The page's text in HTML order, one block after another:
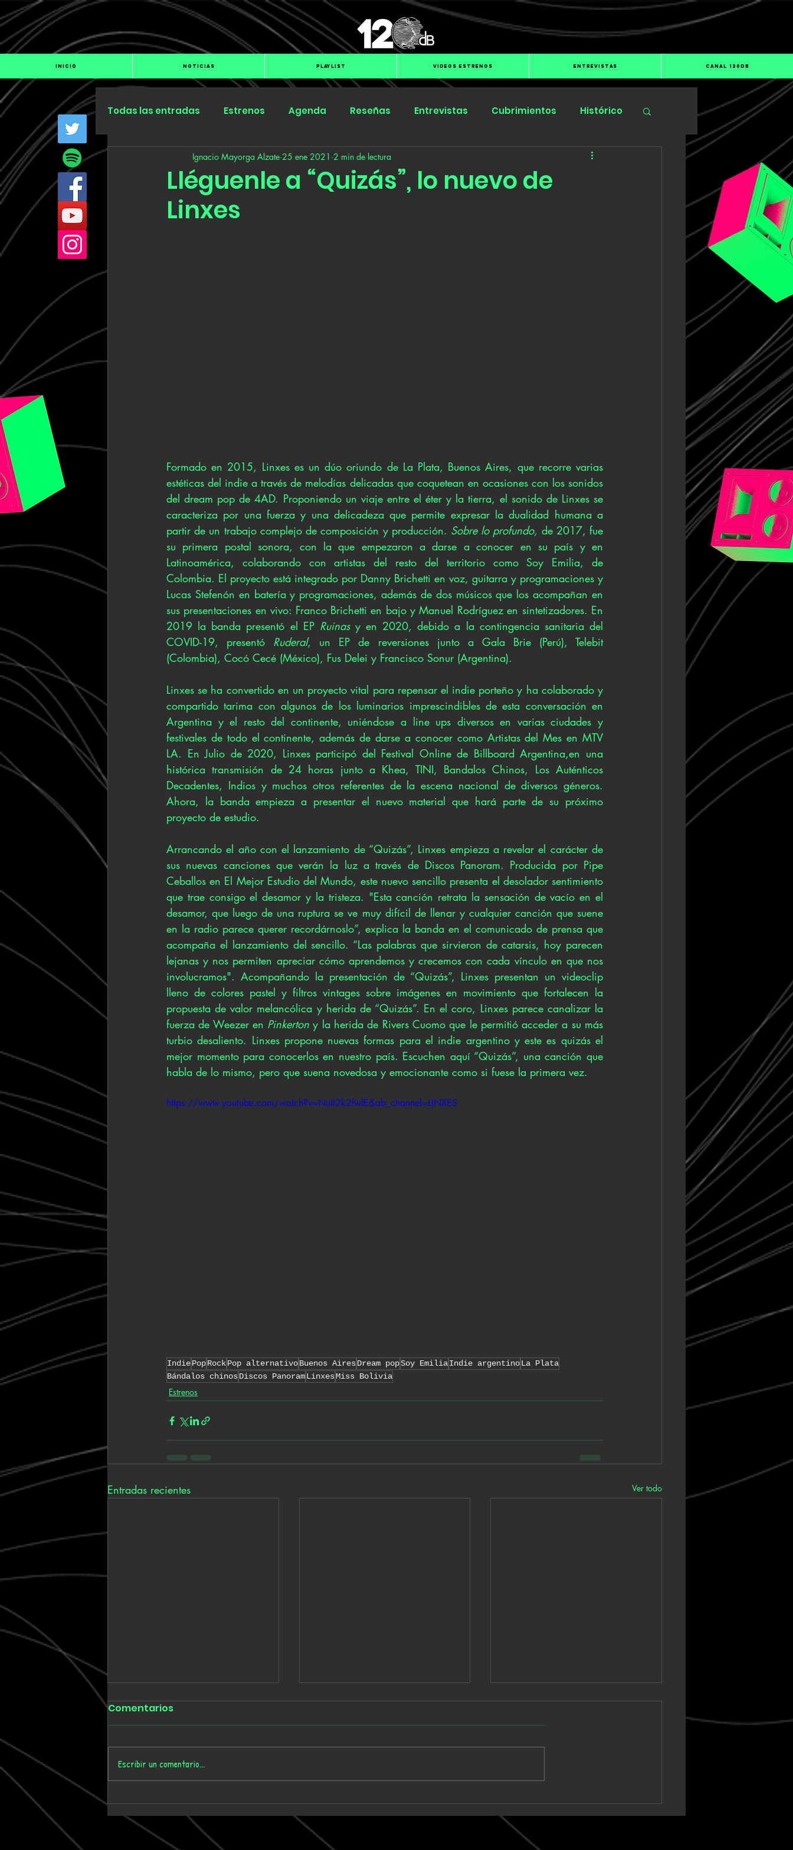
INICIO NOTICIAS PLAYLIST VIDEOS ESTRENOS ENTREVISTAS CANAL 120dB
Todas las entradas Estrenos Agenda Reseñas Entrevistas Cubrimientos Histórico
Especiales Submit Hub Groover
Lléguenle a “Quizás”, lo nuevo de
Linxes
Ignacio Mayorga Alzate 25 ene 2021 2 min de lectura
Formado en 2015, Linxes es un dúo oriundo de La Plata, Buenos Aires, que recorre varias
estéticas del indie a través de melodías delicadas que coquetean en ocasiones con los sonidos
del dream pop de 4AD. Proponiendo un viaje entre el éter y la tierra, el sonido de Linxes se
caracteriza por una fuerza y una delicadeza que permite expresar la dualidad humana a
partir de un trabajo complejo de composición y producción. Sobre lo profundo, de 2017, fue
su primera postal sonora, con la que empezaron a darse a conocer en su país y en
Latinoamérica, colaborando con artistas del resto del territorio como Soy Emilia, de
Colombia. El proyecto está integrado por Danny Brichetti en voz, guitarra y programaciones y
Lucas Stefenón en batería y programaciones, además de dos músicos que los acompañan en
sus presentaciones en vivo: Franco Brichetti en bajo y Manuel Rodríguez en sintetizadores. En
2019 la banda presentó el EP Ruinas y en 2020, debido a la contingencia sanitaria del
COVID-19, presentó Ruderal, un EP de reversiones junto a Gala Brie (Perú), Telebit
(Colombia), Cocó Cecé (México), Fus Delei y Francisco Sonur (Argentina).
Linxes se ha convertido en un proyecto vital para repensar el indie porteño y ha colaborado y
compartido tarima con algunos de los luminarios imprescindibles de esta conversación en
Argentina y el resto del continente, uniéndose a line ups diversos en varias ciudades y
festivales de todo el continente, además de darse a conocer como Artistas del Mes en MTV
LA. En Julio de 2020, Linxes participó del Festival Online de Billboard Argentina,en una
histórica transmisión de 24 horas junto a Khea, TINI, Bandalos Chinos, Los Auténticos
Decadentes, Indios y muchos otros referentes de la escena nacional de diversos géneros.
Ahora, la banda empieza a presentar el nuevo material que hará parte de su próximo
proyecto de estudio.
Arrancando el año con el lanzamiento de “Quizás”, Linxes empieza a revelar el carácter de
sus nuevas canciones que verán la luz a través de Discos Panoram. Producida por Pipe
Ceballos en El Mejor Estudio del Mundo, este nuevo sencillo presenta el desolador sentimiento
que trae consigo el desamor y la tristeza. "Esta canción retrata la sensación de vacío en el
desamor, que luego de una ruptura se ve muy difícil de llenar y cualquier canción que suene
en la radio parece querer recordárnoslo”, explica la banda en el comunicado de prensa que
acompaña el lanzamiento del sencillo. “Las palabras que sirvieron de catarsis, hoy parecen
lejanas y nos permiten apreciar cómo aprendemos y crecemos con cada vínculo en que nos
involucramos". Acompañando la presentación de “Quizás”, Linxes presentan un videoclip
lleno de colores pastel y filtros vintages sobre imágenes en movimiento que fortalecen la
propuesta de valor melancólica y herida de “Quizás”. En el coro, Linxes parece canalizar la
fuerza de Weezer en Pinkerton y la herida de Rivers Cuomo que le permitió acceder a su más
turbio desaliento. Linxes propone nuevas formas para el indie argentino y este es quizás el
mejor momento para conocerlos en nuestro país. Escuchen aquí “Quizás”, una canción que
habla de lo mismo, pero que suena novedosa y emocionante como si fuese la primera vez.
https://www.youtube.com/watch?v=NutI2k2fwfE&ab_channel=LINXES
IndiePopRockPop alternativoBuenos AiresDream popSoy EmiliaIndie argentinoLa Plata
Bándalos chinosDiscos PanoramLinxesMiss Bolivia
Estrenos
Entradas recientes Ver todo
Tmygn convierte
dieciséis años de
memoria personal en el
Babe Rainbow extiende
una suite de seis minutos
en “Acid and Honey”
Unknown Vagabond
lleva un sintetizador
onírico hacia un clímax
Comentarios
Escribir un comentario...